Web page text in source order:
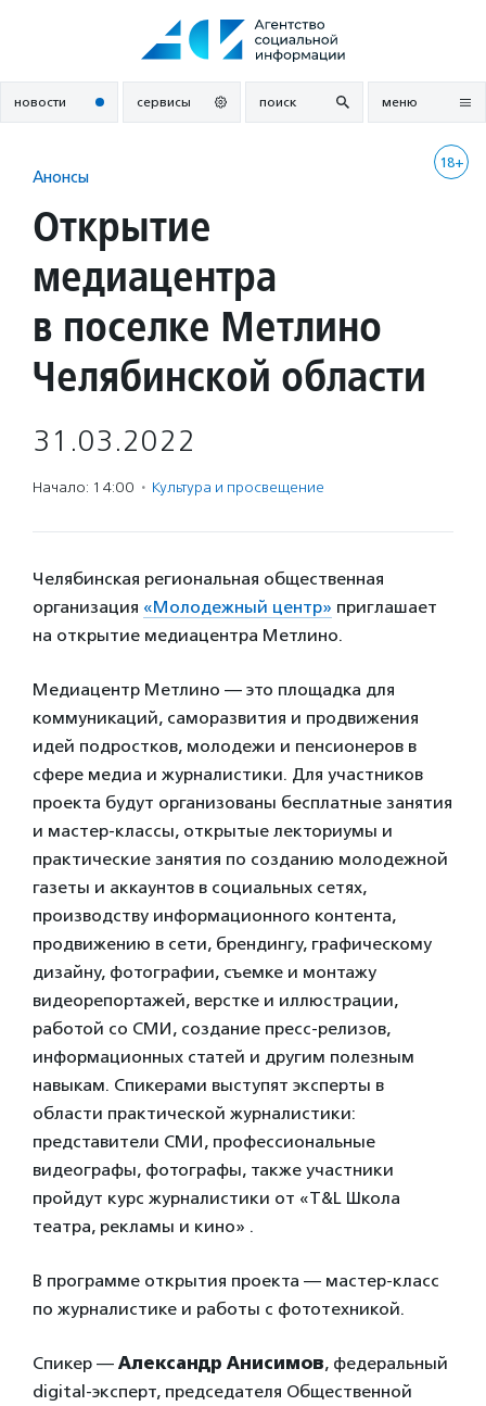
новости сервисы поиск меню
18+
Анонсы
Открытие
медиацентра
в поселке Метлино
Челябинской области
31.03.2022
Начало: 14:00 · Культура и просвещение
Челябинская региональная общественная
организация «Молодежный центр» приглашает
на открытие медиацентра Метлино.
Медиацентр Метлино — это площадка для
коммуникаций, саморазвития и продвижения
идей подростков, молодежи и пенсионеров в
сфере медиа и журналистики. Для участников
проекта будут организованы бесплатные занятия
и мастер-классы, открытые лекториумы и
практические занятия по созданию молодежной
газеты и аккаунтов в социальных сетях,
производству информационного контента,
продвижению в сети, брендингу, графическому
дизайну, фотографии, съемке и монтажу
видеорепортажей, верстке и иллюстрации,
работой со СМИ, создание пресс-релизов,
информационных статей и другим полезным
навыкам. Спикерами выступят эксперты в
области практической журналистики:
представители СМИ, профессиональные
видеографы, фотографы, также участники
пройдут курс журналистики от «T&L Школа
театра, рекламы и кино» .
В программе открытия проекта — мастер-класс
по журналистике и работы с фототехникой.
Спикер — Александр Анисимов, федеральный
digital-эксперт, председателя Общественной